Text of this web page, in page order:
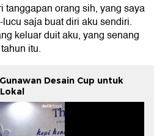
tanggapan orang sih, yang saya
saja buat diri aku sendiri.
keluar duit aku, yang senang
itu.
Desain Cup untuk